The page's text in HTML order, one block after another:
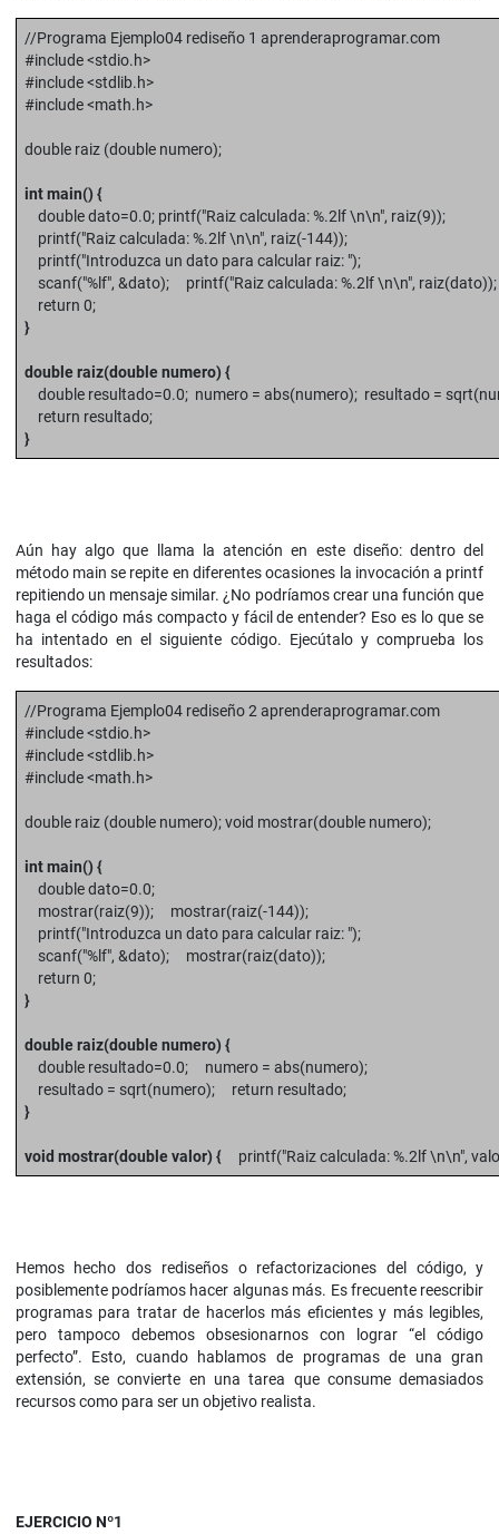
//Programa Ejemplo04 rediseño 1 aprenderaprogramar.com
#include <stdio.h>
#include <stdlib.h>
#include <math.h>
double raiz (double numero);
int main() {
double dato=0.0; printf("Raiz calculada: %.2lf \n\n", raiz(9));
printf("Raiz calculada: %.2lf \n\n", raiz(-144));
printf("Introduzca un dato para calcular raiz: ");
scanf("%lf", &dato); printf("Raiz calculada: %.2lf \n\n", raiz(dato));
return 0;
}
double raiz(double numero) {
double resultado=0.0; numero = abs(numero); resultado =
return resultado;
}
Aún hay algo que llama la atención en este diseño: dentro del
método main se repite en diferentes ocasiones la invocación a printf
repitiendo un mensaje similar. ¿No podríamos crear una función que
haga el código más compacto y fácil de entender? Eso es lo que se
ha intentado en el siguiente código. Ejecútalo y comprueba los
resultados:
//Programa Ejemplo04 rediseño 2 aprenderaprogramar.com
#include <stdio.h>
#include <stdlib.h>
#include <math.h>
double raiz (double numero); void mostrar(double numero);
int main() {
double dato=0.0;
mostrar(raiz(9)); mostrar(raiz(-144));
printf("Introduzca un dato para calcular raiz: ");
scanf("%lf", &dato); mostrar(raiz(dato));
return 0;
}
double raiz(double numero) {
double resultado=0.0; numero = abs(numero);
resultado = sqrt(numero); return resultado;
}
void mostrar(double valor) {printf("Raiz calculada: %.2lf \n\n",
Hemos hecho dos rediseños o refactorizaciones del código, y
posiblemente podríamos hacer algunas más. Es frecuente reescribir
programas para tratar de hacerlos más eficientes y más legibles,
pero tampoco debemos obsesionarnos con lograr “el código
perfecto”. Esto, cuando hablamos de programas de una gran
extensión, se convierte en una tarea que consume demasiados
recursos como para ser un objetivo realista.
EJERCICIO Nº1